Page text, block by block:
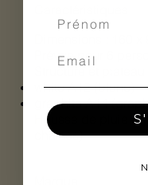
Prévue pour 6
Structure et
white A12 (blanc)
graphite A14
Housse de pluie
chaises)